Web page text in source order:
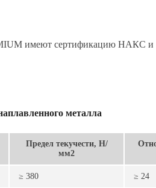
имеют сертификацию НАКС и
металла
Предел текучести, Н/
мм2
≥ 380 ≥ 24